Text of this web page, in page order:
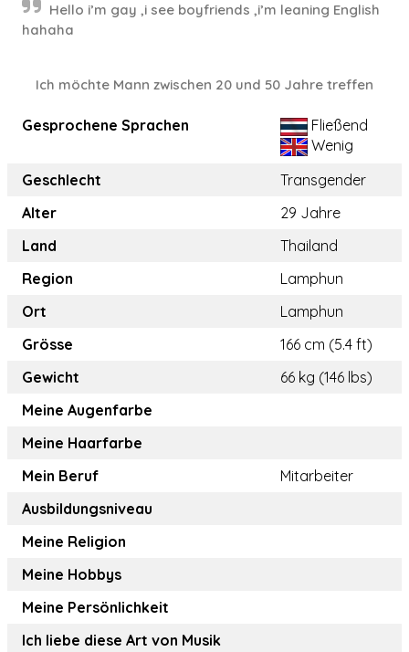
Hello i’m gay ,i see boyfriends ,i’m leaning English
hahaha
Ich möchte Mann zwischen 20 und 50 Jahre treffen
Gesprochene Sprachen
Fließend
Wenig
Geschlecht
Transgender
Alter
29 Jahre
Land
Thailand
Region
Lamphun
Ort
Lamphun
Grösse
166 cm (5.4 ft)
Gewicht
66 kg (146 lbs)
Meine Augenfarbe
Meine Haarfarbe
Mein Beruf
Mitarbeiter
Ausbildungsniveau
Meine Religion
Meine Hobbys
Meine Persönlichkeit
Ich liebe diese Art von Musik